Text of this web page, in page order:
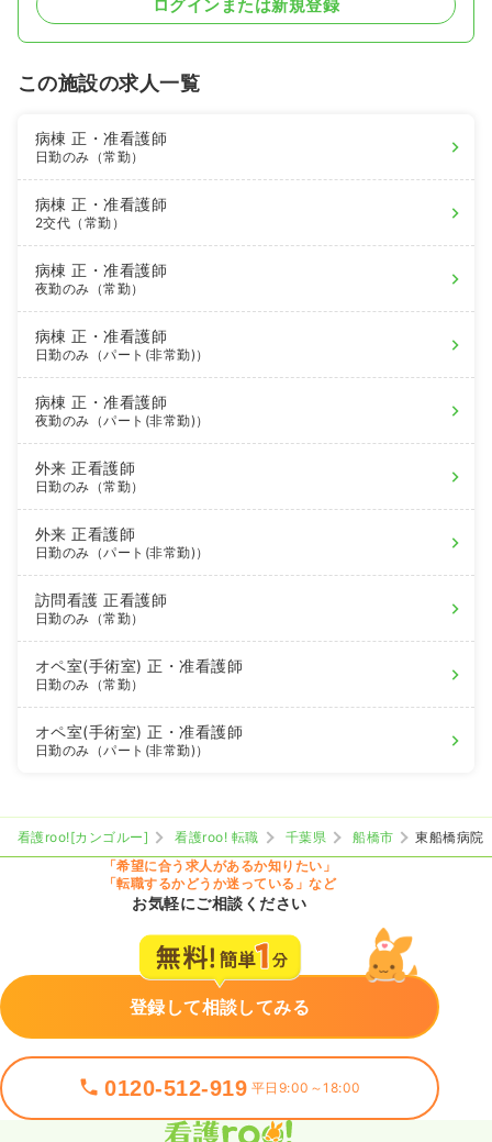
ログインまたは新規登録
この施設の求人一覧
病棟正・准看護師
日勤のみ（常勤）
病棟正・准看護師
2交代（常勤）
病棟正・准看護師
夜勤のみ（常勤）
病棟正・准看護師
日勤のみ（パート(非常勤)）
病棟正・准看護師
夜勤のみ（パート(非常勤)）
外来正看護師
日勤のみ（常勤）
外来正看護師
日勤のみ（パート(非常勤)）
訪問看護正看護師
日勤のみ（常勤）
オペ室(手術室)正・准看護師
日勤のみ（常勤）
オペ室(手術室)正・准看護師
日勤のみ（パート(非常勤)）
看護roo![カンゴルー] 看護roo! 転職 千葉県 船橋市
東船橋病院
「希望に合う求人があるか知りたい」
「転職するかどうか迷っている」など
お気軽にご相談ください
登録して相談してみる
0120-512-919 平日9:00～18:00